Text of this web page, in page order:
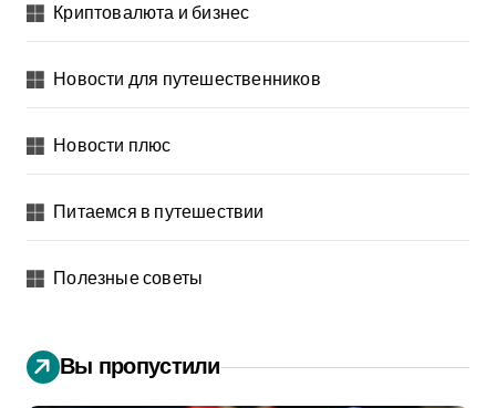
Криптовалюта и бизнес
Новости для путешественников
Новости плюс
Питаемся в путешествии
Полезные советы
Вы пропустили